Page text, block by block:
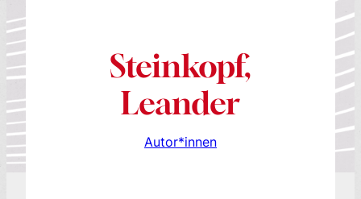
Steinkopf,
Leander
Autor*innen